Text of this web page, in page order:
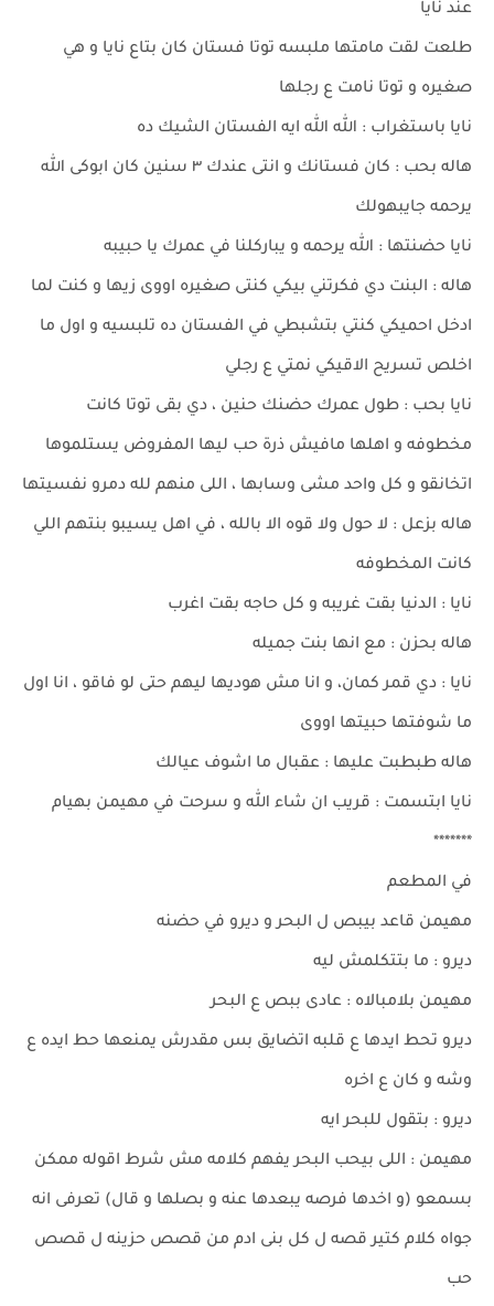
عند نايا
طلعت لقت مامتها ملبسه توتا فستان كان بتاع نايا و هي
صغيره و توتا نامت ع رجلها
نايا باستغراب : الله الله ايه الفستان الشيك ده
هاله بحب : كان فستانك و انتى عندك ٣ سنين كان ابوكى الله
يرحمه جايبهولك
نايا حضنتها : الله يرحمه و يباركلنا في عمرك يا حبيبه
هاله : البنت دي فكرتني بيكي كنتى صغيره اووى زيها و كنت لما
ادخل احميكي كنتي بتشبطي في الفستان ده تلبسيه و اول ما
اخلص تسريح الاقيكي نمتي ع رجلي
نايا بحب : طول عمرك حضنك حنين ، دي بقى توتا كانت
مخطوفه و اهلها مافيش ذرة حب ليها المفروض يستلموها
اتخانقو و كل واحد مشى وسابها ، اللى منهم لله دمرو نفسيتها
هاله بزعل : لا حول ولا قوه الا بالله ، في اهل يسيبو بنتهم اللي
كانت المخطوفه
نايا : الدنيا بقت غريبه و كل حاجه بقت اغرب
هاله بحزن : مع انها بنت جميله
نايا : دي قمر كمان، و انا مش هوديها ليهم حتى لو فاقو ، انا اول
ما شوفتها حبيتها اووى
هاله طبطبت عليها : عقبال ما اشوف عيالك
نايا ابتسمت : قريب ان شاء الله و سرحت في مهيمن بهيام
*******
في المطعم
مهيمن قاعد بيبص ل البحر و ديرو في حضنه
ديرو : ما بتتكلمش ليه
مهيمن بلامبالاه : عادى ببص ع البحر
ديرو تحط ايدها ع قلبه اتضايق بس مقدرش يمنعها حط ايده ع
وشه و كان ع اخره
ديرو : بتقول للبحر ايه
مهيمن : اللى بيحب البحر يفهم كلامه مش شرط اقوله ممكن
بسمعو (و اخدها فرصه يبعدها عنه و بصلها و قال) تعرفى انه
جواه كلام كتير قصه ل كل بنى ادم من قصص حزينه ل قصص
حب